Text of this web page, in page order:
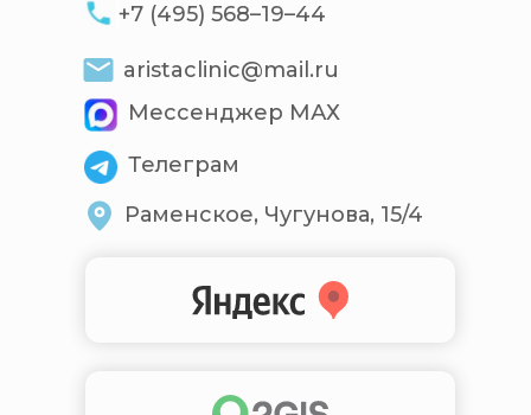
Раменское, Чугунова, 15/4
aristaclinic@mail.ru
Мессенджер МАХ
Телеграм
+7 (495) 568–19–44